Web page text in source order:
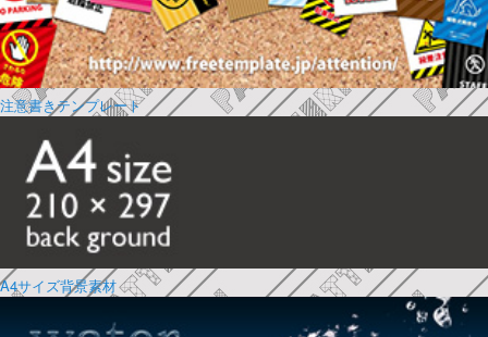
注意書きテンプレート
A4サイズ背景素材